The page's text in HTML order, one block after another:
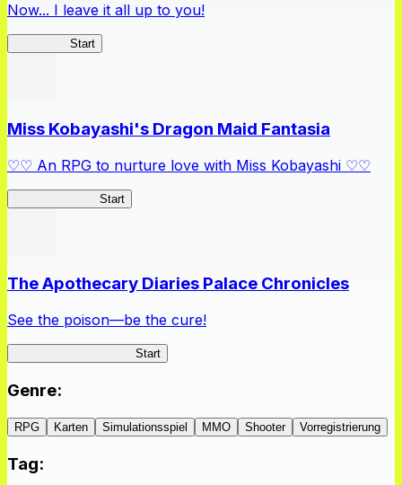
Now... I leave it all up to you!
Start
Miss Kobayashi's Dragon Maid Fantasia
♡♡ An RPG to nurture love with Miss Kobayashi ♡♡
Start
The Apothecary Diaries Palace Chronicles
See the poison—be the cure!
Start
Genre:
RPG Karten Simulationsspiel MMO Shooter Vorregistrierung
Tag: